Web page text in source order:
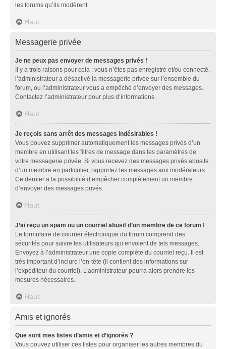
les forums qu’ils modèrent.
Haut
Messagerie privée
Je ne peux pas envoyer de messages privés !
Il y a trois raisons pour cela : vous n’êtes pas enregistré et/ou connecté,
l’administrateur a désactivé la messagerie privée sur l’ensemble du
forum, ou l’administrateur vous a empêché d’envoyer des messages.
Contactez l’administrateur pour plus d’informations.
Haut
Je reçois sans arrêt des messages indésirables !
Vous pouvez supprimer automatiquement les messages privés d’un
membre en utilisant les filtres de message dans les paramètres de
votre messagerie privée. Si vous recevez des messages privés abusifs
d’un membre en particulier, rapportez les messages aux modérateurs.
Ce dernier a la possibilité d’empêcher complètement un membre
d’envoyer des messages privés.
Haut
J’ai reçu un spam ou un courriel abusif d’un membre de ce forum !
Le formulaire de courrier électronique du forum comprend des
sécurités pour suivre les utilisateurs qui envoient de tels messages.
Envoyez à l’administrateur une copie complète du courriel reçu. Il est
très important d’inclure l’en-tête (il contient des informations sur
l’expéditeur du courriel). L’administrateur pourra alors prendre les
mesures nécessaires.
Haut
Amis et ignorés
Que sont mes listes d’amis et d’ignorés ?
Vous pouvez utiliser ces listes pour organiser les autres membres du